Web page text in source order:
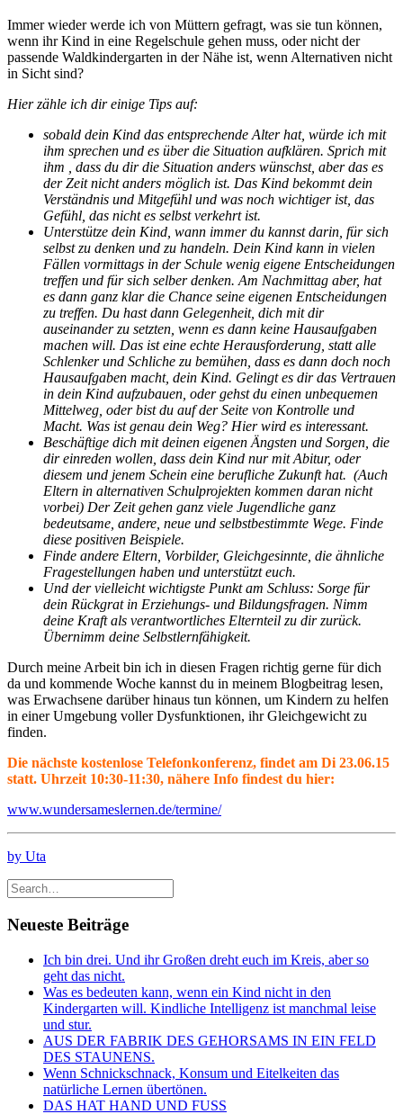
Immer wieder werde ich von Müttern gefragt, was sie tun können,
wenn ihr Kind in eine Regelschule gehen muss, oder nicht der
passende Waldkindergarten in der Nähe ist, wenn Alternativen nicht
in Sicht sind?
Hier zähle ich dir einige Tips auf:
sobald dein Kind das entsprechende Alter hat, würde ich mit
ihm sprechen und es über die Situation aufklären. Sprich mit
ihm , dass du dir die Situation anders wünschst, aber das es
der Zeit nicht anders möglich ist. Das Kind bekommt dein
Verständnis und Mitgefühl und was noch wichtiger ist, das
Gefühl, das nicht es selbst verkehrt ist.
Unterstütze dein Kind, wann immer du kannst darin, für sich
selbst zu denken und zu handeln. Dein Kind kann in vielen
Fällen vormittags in der Schule wenig eigene Entscheidungen
treffen und für sich selber denken. Am Nachmittag aber, hat
es dann ganz klar die Chance seine eigenen Entscheidungen
zu treffen. Du hast dann Gelegenheit, dich mit dir
auseinander zu setzten, wenn es dann keine Hausaufgaben
machen will. Das ist eine echte Herausforderung, statt alle
Schlenker und Schliche zu bemühen, dass es dann doch noch
Hausaufgaben macht, dein Kind. Gelingt es dir das Vertrauen
in dein Kind aufzubauen, oder gehst du einen unbequemen
Mittelweg, oder bist du auf der Seite von Kontrolle und
Macht. Was ist genau dein Weg? Hier wird es interessant.
Beschäftige dich mit deinen eigenen Ängsten und Sorgen, die
dir einreden wollen, dass dein Kind nur mit Abitur, oder
diesem und jenem Schein eine berufliche Zukunft hat. (Auch
Eltern in alternativen Schulprojekten kommen daran nicht
vorbei) Der Zeit gehen ganz viele Jugendliche ganz
bedeutsame, andere, neue und selbstbestimmte Wege. Finde
diese positiven Beispiele.
Finde andere Eltern, Vorbilder, Gleichgesinnte, die ähnliche
Fragestellungen haben und unterstützt euch.
Und der vielleicht wichtigste Punkt am Schluss: Sorge für
dein Rückgrat in Erziehungs- und Bildungsfragen. Nimm
deine Kraft als verantwortliches Elternteil zu dir zurück.
Übernimm deine Selbstlernfähigkeit.
Durch meine Arbeit bin ich in diesen Fragen richtig gerne für dich
da und kommende Woche kannst du in meinem Blogbeitrag lesen,
was Erwachsene darüber hinaus tun können, um Kindern zu helfen
in einer Umgebung voller Dysfunktionen, ihr Gleichgewicht zu
finden.
Die nächste kostenlose Telefonkonferenz, findet am Di 23.06.15
statt. Uhrzeit 10:30-11:30, nähere Info findest du hier:
www.wundersameslernen.de/termine/
by Uta
Neueste Beiträge
Ich bin drei. Und ihr Großen dreht euch im Kreis, aber so
geht das nicht.
Was es bedeuten kann, wenn ein Kind nicht in den
Kindergarten will. Kindliche Intelligenz ist manchmal leise
und stur.
AUS DER FABRIK DES GEHORSAMS IN EIN FELD
DES STAUNENS.
Wenn Schnickschnack, Konsum und Eitelkeiten das
natürliche Lernen übertönen.
DAS HAT HAND UND FUSS